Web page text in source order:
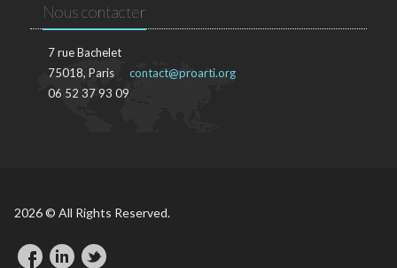
Nous contacter
7 rue Bachelet
75018, Paris
06 52 37 93 09
contact@proarti.org
2026 © All Rights Reserved.